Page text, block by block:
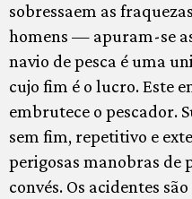
sobressaem as
homens — apuram-se
navio de pesca é uma
cujo fim é o lucro. Este
embrutece o pescador.
sem fim, repetitivo e
perigosas manobras de
convés. Os acidentes